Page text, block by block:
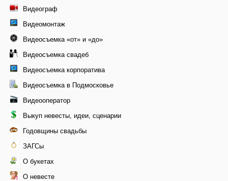
Видеограф
Видеомонтаж
Видеосъемка «от» и «до»
Видеосъемка свадеб
Видеосъемка корпоратива
Видеосъемка в Подмосковье
Видеооператор
Выкуп невесты, идеи, сценарии
Годовщины свадьбы
ЗАГСы
О букетах
О невесте